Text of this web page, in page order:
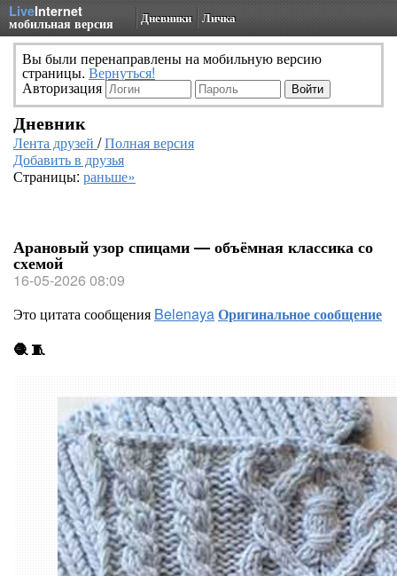
LiveInternet
мобильная версия Дневники Личка
Вы были перенаправлены на мобильную версию
страницы. Вернуться!
Авторизация
Дневник
Лента друзей /Полная версия
Добавить в друзья
Страницы: раньше»
Арановый узор спицами — объёмная классика со
схемой
16-05-2026 08:09
Это цитата сообщения BelenayaОригинальное сообщение
🧶 🧵